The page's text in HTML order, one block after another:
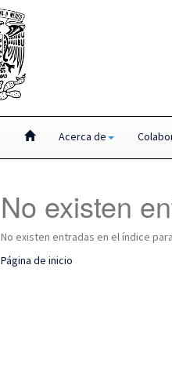
Acerca de
No existen
No existen entradas en el índice
Página de inicio